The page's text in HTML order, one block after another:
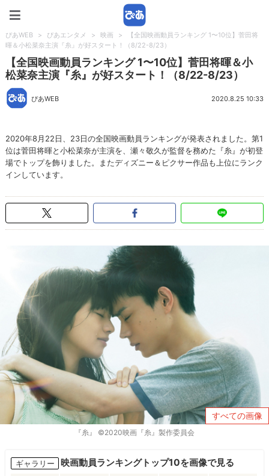
ぴあWEB > ぴあエンタメ > 映画 >
【全国映画動員ランキング 1〜10位】菅田将
暉＆小松菜奈主演『糸』が好スタート！（8/22-8/23）
【全国映画動員ランキング 1〜10位】菅田将暉＆小
松菜奈主演『糸』が好スタート！（8/22-8/23）
ぴあWEB 2020.8.25 10:33
2020年8月22日、23日の全国映画動員ランキングが発表されました。第1
位は菅田将暉と小松菜奈が主演を、瀬々敬久が監督を務めた『糸』が初登
場でトップを飾りました。またディズニー＆ピクサー作品も上位にランク
インしています。
すべての画像
『糸』 ©2020映画『糸』製作委員会
ギャラリー 映画動員ランキングトップ10を画像で見る